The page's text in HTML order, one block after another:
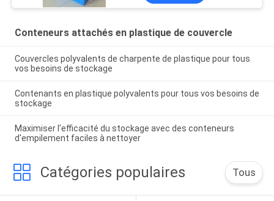
Conteneurs attachés en plastique de couvercle
Couvercles polyvalents de charpente de plastique pour tous
vos besoins de stockage
Contenants en plastique polyvalents pour tous vos besoins de
stockage
Maximiser l'efficacité du stockage avec des conteneurs
d'empilement faciles à nettoyer
Catégories populaires Tous